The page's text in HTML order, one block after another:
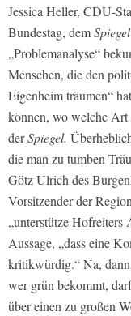
Jessica Heller, CDU-
Bundestag, demSpiegel
„Problemanalyse“
Menschen, die den
Eigenheim träumen“
können, wo welche Art
derSpiegel.
die man zu tumben
Götz Ulrich des
Vorsitzender der
„unterstütze Hofreiters
Aussage, „dass eine
kritikwürdig.“ Na,
wer grün bekommt,
über einen zu großen